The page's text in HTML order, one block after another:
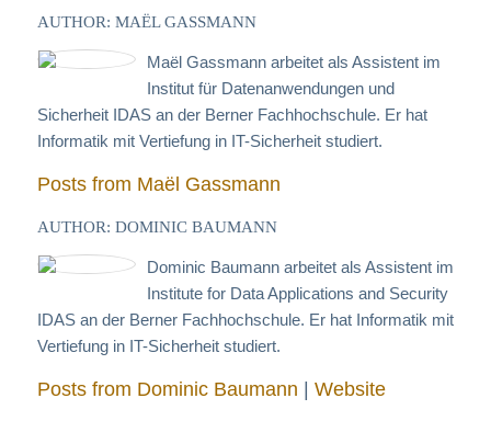
AUTHOR: MAËL GASSMANN
Maël Gassmann arbeitet als Assistent im
Institut für Datenanwendungen und
Sicherheit IDAS an der Berner Fachhochschule. Er hat
Informatik mit Vertiefung in IT-Sicherheit studiert.
Posts from Maël Gassmann
AUTHOR: DOMINIC BAUMANN
Dominic Baumann arbeitet als Assistent im
Institute for Data Applications and Security
IDAS an der Berner Fachhochschule. Er hat Informatik mit
Vertiefung in IT-Sicherheit studiert.
Posts from Dominic Baumann Website